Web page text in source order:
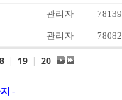
관리자 78139
관리자 78082
| 19 | 20
-